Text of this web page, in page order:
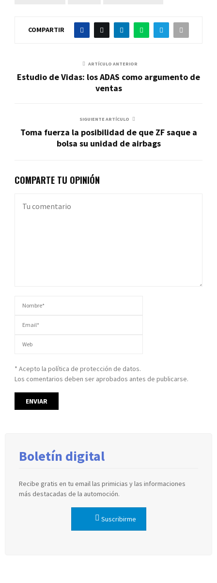
COMPARTIR
ARTÍCULO ANTERIOR
Estudio de Vidas: los ADAS como argumento de
ventas
SIGUIENTE ARTÍCULO
Toma fuerza la posibilidad de que ZF saque a
bolsa su unidad de airbags
COMPARTE TU OPINIÓN
* Acepto la política de protección de datos.
Los comentarios deben ser aprobados antes de publicarse.
Boletín digital
Recibe gratis en tu email las primicias y las informaciones
más destacadas de la automoción.
Suscribirme